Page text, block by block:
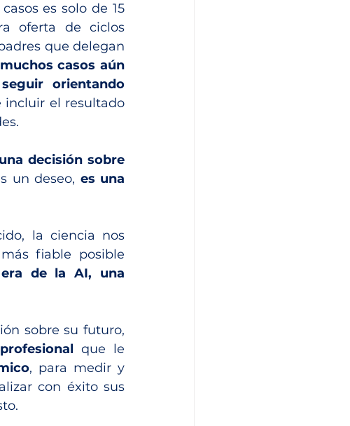
es solo de 15
oferta de ciclos
que delegan
casos aún
orientando
incluir el resultado
decisión sobre
un deseo, es una
la ciencia nos
fiable posible
de la AI, una
que le
, para medir y
con éxito sus